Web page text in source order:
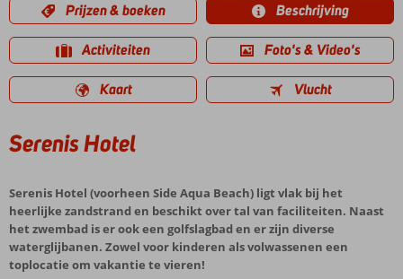
Prijzen & boeken Beschrijving
Activiteiten Foto's & Video's
Kaart Vlucht
Serenis Hotel
Serenis Hotel (voorheen Side Aqua Beach) ligt vlak bij het
heerlijke zandstrand en beschikt over tal van faciliteiten. Naast
het zwembad is er ook een golfslagbad en er zijn diverse
waterglijbanen. Zowel voor kinderen als volwassenen een
toplocatie om vakantie te vieren!